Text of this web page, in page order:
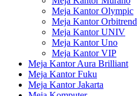
Meja Kantor Olympic
Meja Kantor Orbitrend
Meja Kantor UNIV
Meja Kantor Uno
Meja Kantor VIP
Meja Kantor Aura Brilliant
Meja Kantor Fuku
Meja Kantor Jakarta